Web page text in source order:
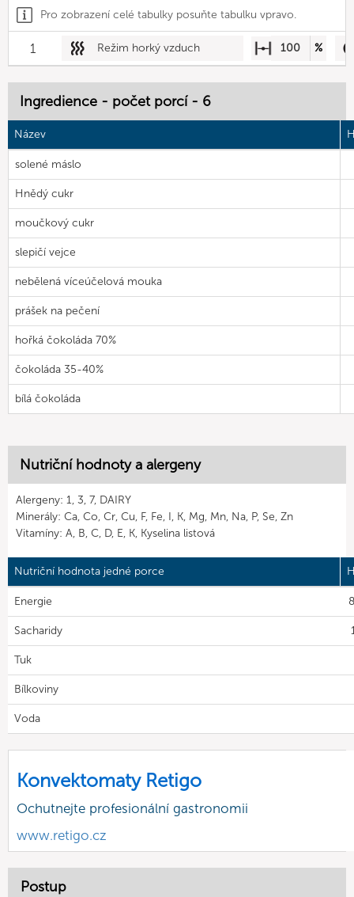
Pro zobrazení celé tabulky posuňte tabulku vpravo.
1 Režim horký vzduch 100 %
Ingredience - počet porcí - 6
Název
solené máslo
Hnědý cukr
moučkový cukr
slepičí vejce
nebělená víceúčelová mouka
prášek na pečení
hořká čokoláda 70%
čokoláda 35-40%
bílá čokoláda
Nutriční hodnoty a alergeny
Alergeny: 1, 3, 7, DAIRY
Minerály: Ca, Co, Cr, Cu, F, Fe, I, K, Mg, Mn, Na, P, Se, Zn
Vitamíny: A, B, C, D, E, K, Kyselina listová
Nutriční hodnota jedné porce
Energie
Sacharidy
Tuk
Bílkoviny
Voda
Konvektomaty Retigo
Ochutnejte profesionální gastronomii
www.retigo.cz
Postup